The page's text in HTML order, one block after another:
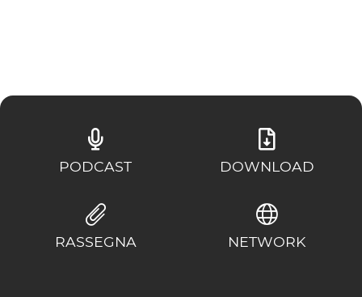
PODCAST DOWNLOAD
RASSEGNA NETWORK